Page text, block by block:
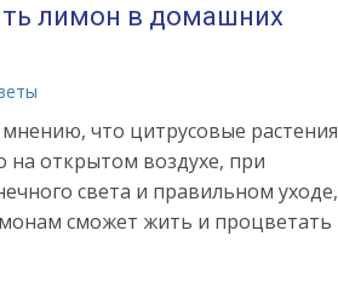
лимон в домашних
что цитрусовые растения
открытом воздухе, при
света и правильном уходе,
сможет жить и процветать